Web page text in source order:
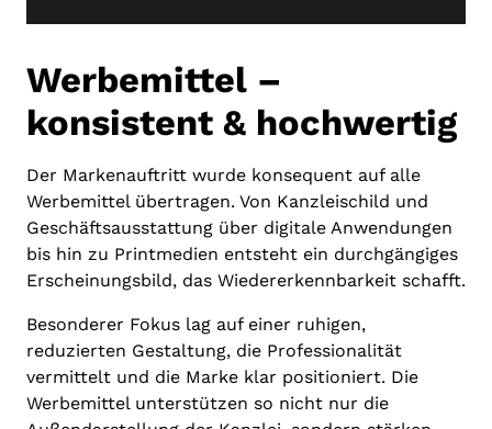
Werbemittel –
konsistent & hochwertig
Der Markenauftritt wurde konsequent auf alle
Werbemittel übertragen. Von Kanzleischild und
Geschäftsausstattung über digitale Anwendungen
bis hin zu Printmedien entsteht ein durchgängiges
Erscheinungsbild, das Wiedererkennbarkeit schafft.
Besonderer Fokus lag auf einer ruhigen,
reduzierten Gestaltung, die Professionalität
vermittelt und die Marke klar positioniert. Die
Werbemittel unterstützen so nicht nur die